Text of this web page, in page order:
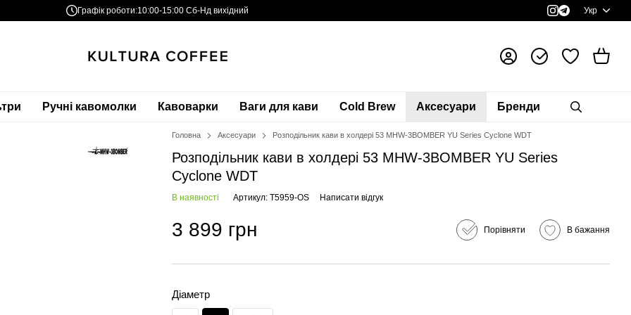
Графік роботи:10:00-15:00 Сб-Нд вихідний Укр
Ручні кавомолки Кавоварки Ваги для кави Cold Brew Аксесуари Бренди
Головна Аксесуари Розподільник кави в холдері 53 MHW-3BOMBER YU Series Cyclone WDT
Розподільник кави в холдері 53 MHW-3BOMBER YU Series
Cyclone WDT
В наявності Артикул: T5959-OS Написати відгук
3 899 грн Порівняти В бажання
Діаметр